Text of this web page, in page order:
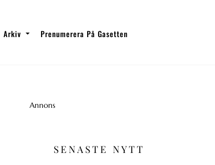
Arkiv Prenumerera På Gasetten
Annons
SENASTE NYTT